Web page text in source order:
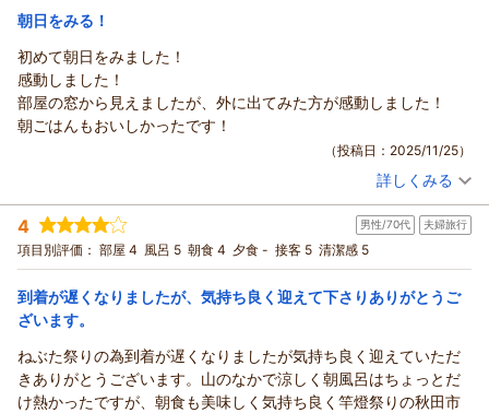
宿泊価格帯： 6,001～7,000円(大人一人あたり/税込)
朝日をみる！
初めて朝日をみました！
感動しました！
部屋の窓から見えましたが、外に出てみた方が感動しました！
朝ごはんもおいしかったです！
（投稿日：2025/11/25）
投稿者： 新ちゃんさん(女性/50代)
宿泊プラン： 【朝食付】和朝食で元気いっぱいの1日をスタート！チェック
インは22時までOK
和室 朝のみ
宿泊価格帯： 5,001～6,000円(大人一人あたり/税込)
詳しくみる
4 男性/70代 夫婦旅行
項目別評価： 部屋 4 風呂 5 朝食 4 夕食 - 接客 5 清潔感 5
到着が遅くなりましたが、気持ち良く迎えて下さりありがとうご
ざいます。
ねぶた祭りの為到着が遅くなりましたが気持ち良く迎えていただ
きありがとうございます。山のなかで涼しく朝風呂はちょっとだ
け熱かったですが、朝食も美味しく気持ち良く竿燈祭りの秋田市